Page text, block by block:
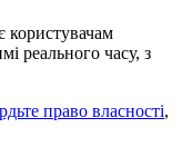
користувачам
реального часу, з
право власності,